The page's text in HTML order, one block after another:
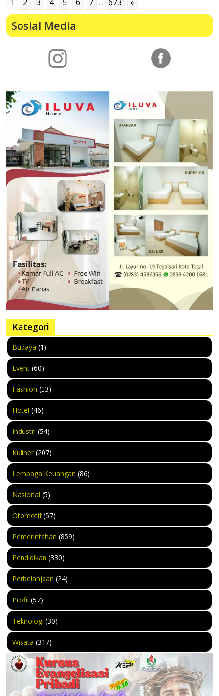
1 2 3 4 5 6 7 ... 673 »
Sosial Media
Kategori
Budaya (1)
Event (60)
Fashion (33)
Hotel (46)
Industri (54)
Kuliner (207)
Lembaga Keuangan (86)
Nasional (5)
Otomotif(57)
Pemerintahan (859)
Pendidikan (330)
Perbelanjaan (24)
Profil (57)
Teknologi (30)
Wisata (317)